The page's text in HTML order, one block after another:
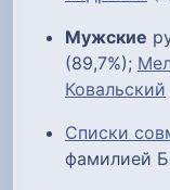
Мужские
(89,7%);
Ковальский
Списки
фамилией